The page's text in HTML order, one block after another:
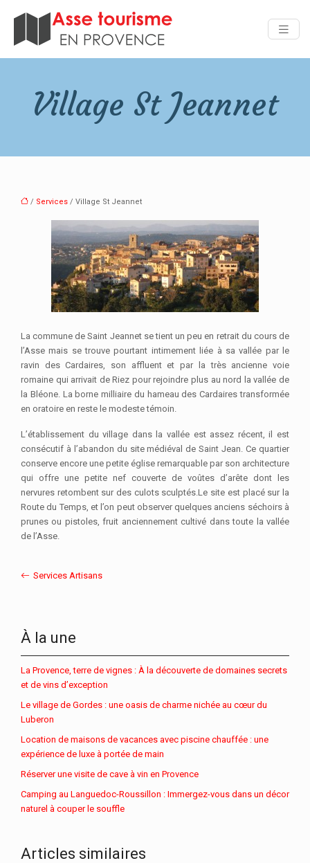
Village St Jeannet
/ Services / Village St Jeannet
La commune de Saint Jeannet se tient un peu en retrait du cours de
l’Asse mais se trouve pourtant intimement liée à sa vallée par le
ravin des Cardaires, son affluent et par la très ancienne voie
romaine qui arrivait de Riez pour rejoindre plus au nord la vallée de
la Bléone. La borne milliaire du hameau des Cardaires transformée
en oratoire en reste le modeste témoin.
L’établissement du village dans la vallée est assez récent, il est
consécutif à l’abandon du site médiéval de Saint Jean. Ce quartier
conserve encore une petite église remarquable par son architecture
qui offre une petite nef couverte de voûtes d’arête dont les
nervures retombent sur des culots sculptés.Le site est placé sur la
Route du Temps, et l’on peut observer quelques anciens séchoirs à
prunes ou pistoles, fruit anciennement cultivé dans toute la vallée
de l’Asse.
Services Artisans
À la une
La Provence, terre de vignes : À la découverte de domaines secrets
et de vins d’exception
Le village de Gordes : une oasis de charme nichée au cœur du
Luberon
Location de maisons de vacances avec piscine chauffée : une
expérience de luxe à portée de main
Réserver une visite de cave à vin en Provence
Camping au Languedoc-Roussillon : Immergez-vous dans un décor
naturel à couper le souffle
Articles similaires